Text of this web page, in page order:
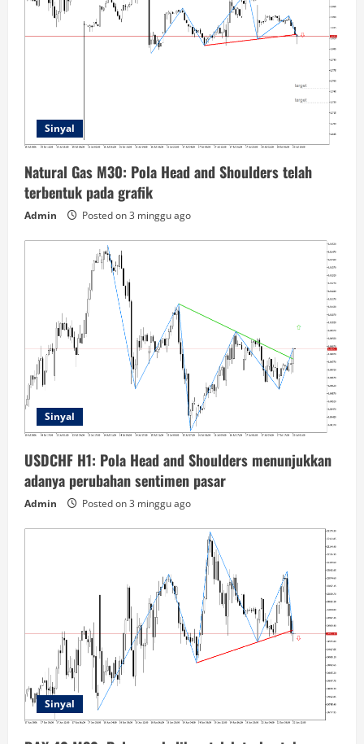
Sinyal
Natural Gas M30: Pola Head and Shoulders telah
terbentuk pada grafik
Admin Posted on 3 minggu ago
Sinyal
USDCHF H1: Pola Head and Shoulders menunjukkan
adanya perubahan sentimen pasar
Admin Posted on 3 minggu ago
Sinyal